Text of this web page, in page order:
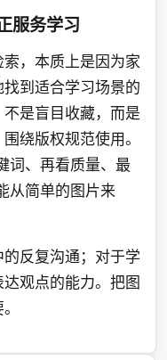
服务学习
，本质上是因为家
到适合学习场景的
是盲目收藏，而是
绕版权规范使用。
词、再看质量、最
从简单的图片来
反复沟通；对于学
观点的能力。把图